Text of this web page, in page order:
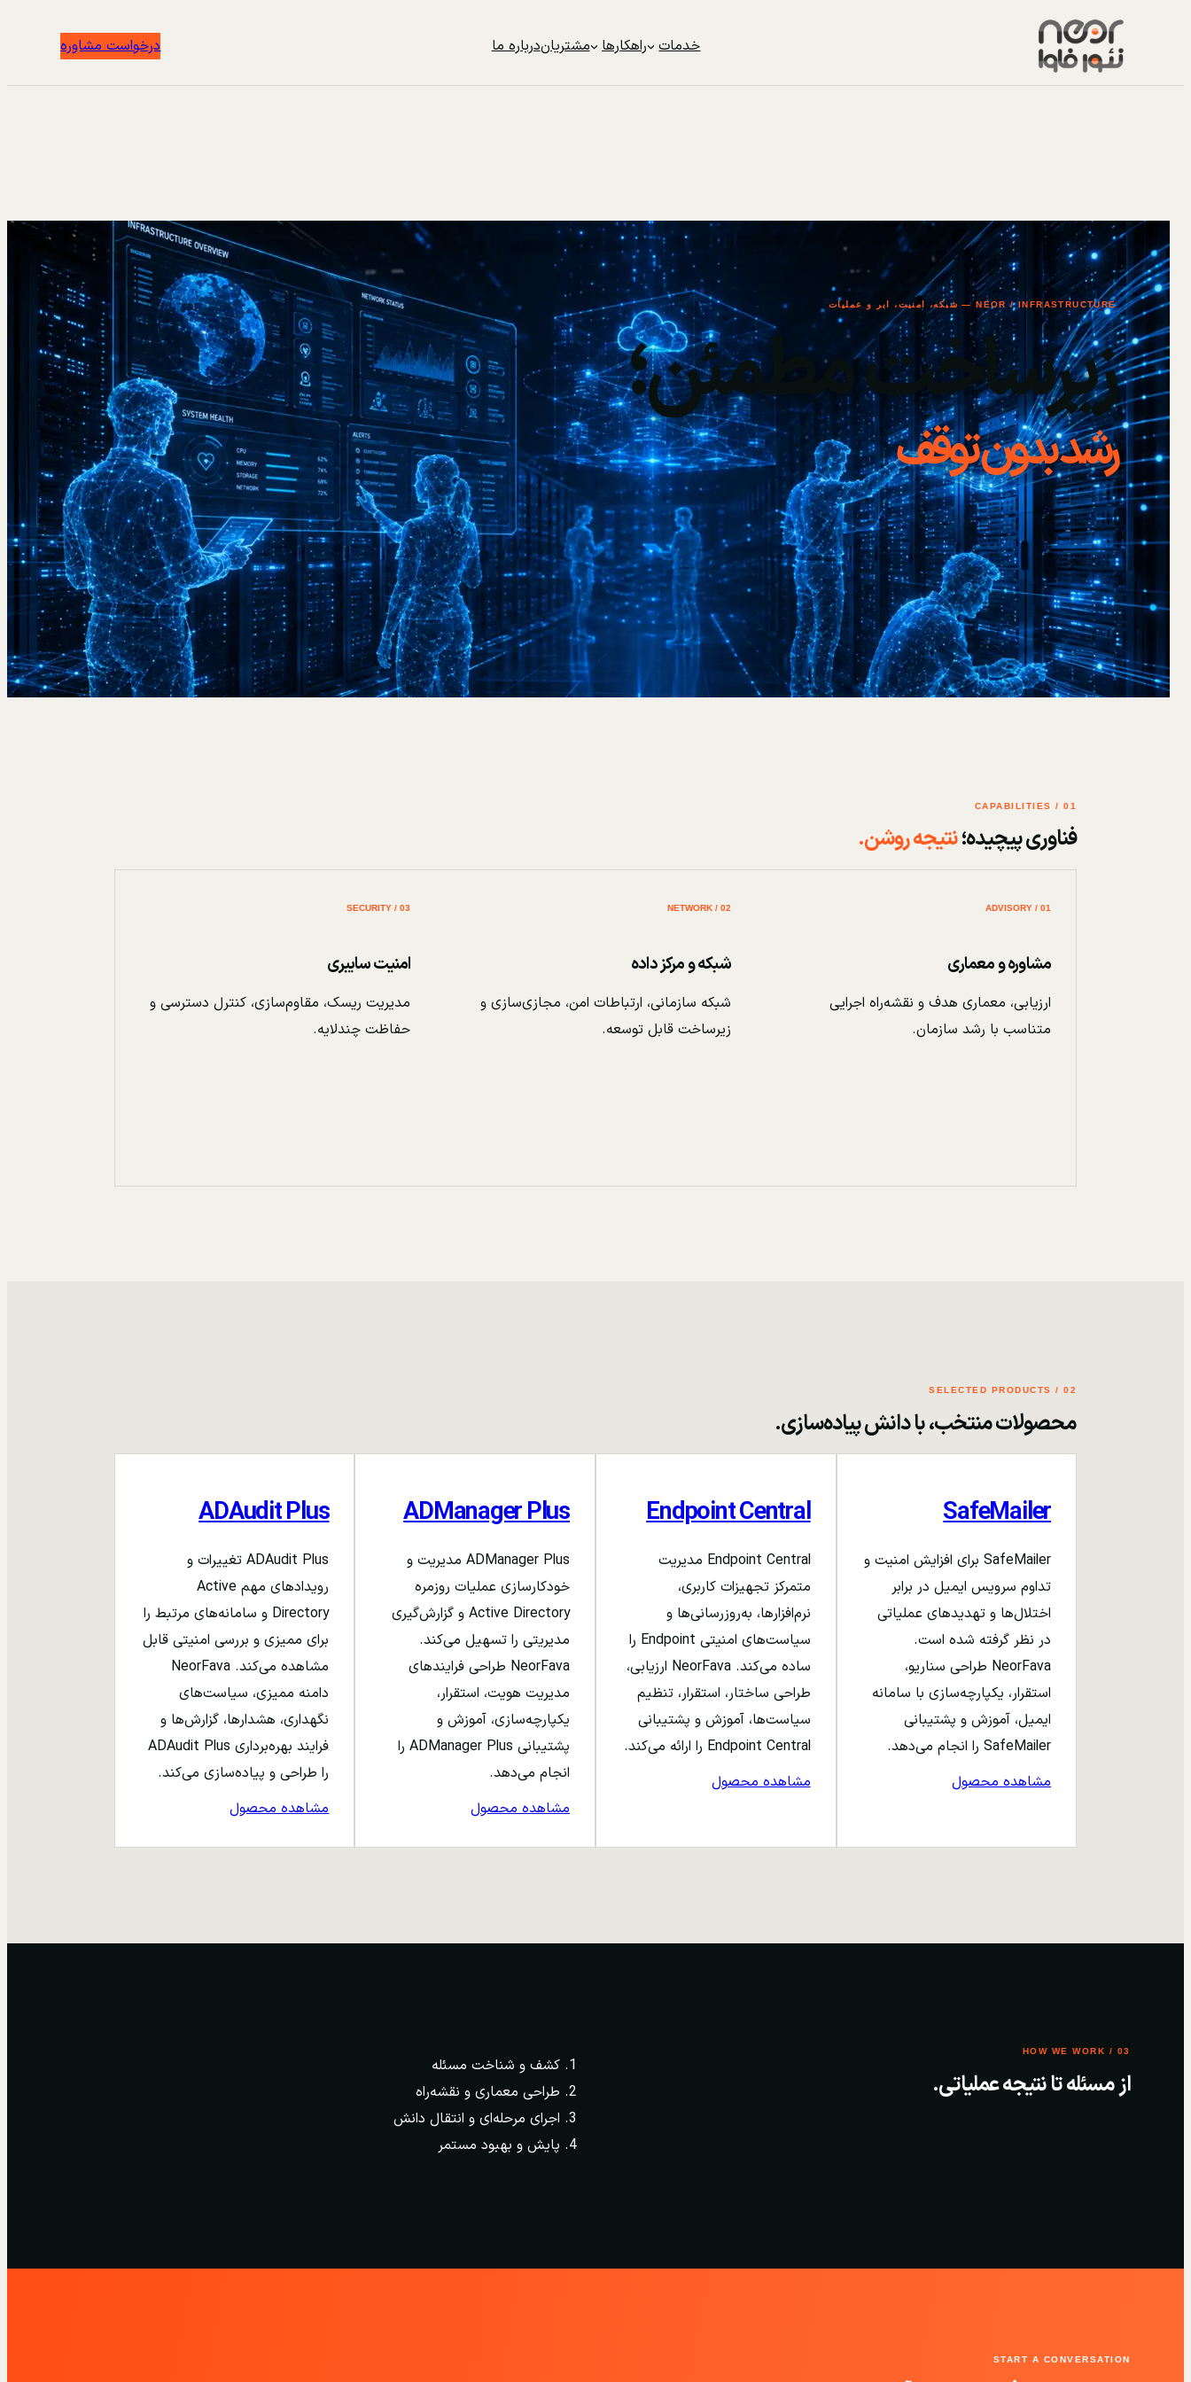
خدمات راهکارها مشتریاندرباره ما درخواست مشاوره
NEOR / INFRASTRUCTURE — شبکه، امنیت، ابر و عملیات
زیرساخت مطمئن؛
رشد بدون توقف
01 / CAPABILITIES
فناوری پیچیده؛نتیجه روشن.
01 / ADVISORY
مشاوره و معماری
ارزیابی، معماری هدف و نقشه‌راه اجرایی
متناسب با رشد سازمان.
02 / NETWORK
شبکه و مرکز داده
شبکه سازمانی، ارتباطات امن، مجازی‌سازی و
زیرساخت قابل توسعه.
03 / SECURITY
امنیت سایبری
مدیریت ریسک، مقاوم‌سازی، کنترل دسترسی و
حفاظت چندلایه.
02 / SELECTED PRODUCTS
محصولات منتخب، با دانش پیاده‌سازی.
SafeMailer
SafeMailer برای افزایش امنیت و
تداوم سرویس ایمیل در برابر
اختلال‌ها و تهدیدهای عملیاتی
در نظر گرفته شده است.
NeorFava طراحی سناریو،
استقرار، یکپارچه‌سازی با سامانه
ایمیل، آموزش و پشتیبانی
SafeMailer را انجام می‌دهد.
مشاهده محصول
Endpoint Central
Endpoint Central مدیریت
متمرکز تجهیزات کاربری،
نرم‌افزارها، به‌روزرسانی‌ها و
سیاست‌های امنیتی Endpoint را
ساده می‌کند. NeorFava ارزیابی،
طراحی ساختار، استقرار، تنظیم
سیاست‌ها، آموزش و پشتیبانی
Endpoint Central را ارائه می‌کند.
مشاهده محصول
ADManager Plus
ADManager Plus مدیریت و
خودکارسازی عملیات روزمره
Active Directory و گزارش‌گیری
مدیریتی را تسهیل می‌کند.
NeorFava طراحی فرایندهای
مدیریت هویت، استقرار،
یکپارچه‌سازی، آموزش و
پشتیبانی ADManager Plus را
انجام می‌دهد.
مشاهده محصول
ADAudit Plus
ADAudit Plus تغییرات و
رویدادهای مهم Active
Directory و سامانه‌های مرتبط را
برای ممیزی و بررسی امنیتی قابل
مشاهده می‌کند. NeorFava
دامنه ممیزی، سیاست‌های
نگهداری، هشدارها، گزارش‌ها و
فرایند بهره‌برداری ADAudit Plus
را طراحی و پیاده‌سازی می‌کند.
مشاهده محصول
03 / HOW WE WORK
از مسئله تا نتیجه عملیاتی.
کشف و شناخت مسئله
طراحی معماری و نقشه‌راه
اجرای مرحله‌ای و انتقال دانش
پایش و بهبود مستمر
START A CONVERSATION